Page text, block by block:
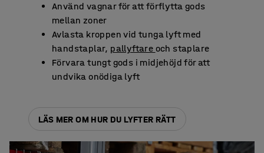
Använd vagnar för att förflytta gods
mellan zoner
Avlasta kroppen vid tunga lyft med
handstaplar, pallyftare och staplare
Förvara tungt gods i midjehöjd för att
undvika onödiga lyft
LÄS MER OM HUR DU LYFTER RÄTT